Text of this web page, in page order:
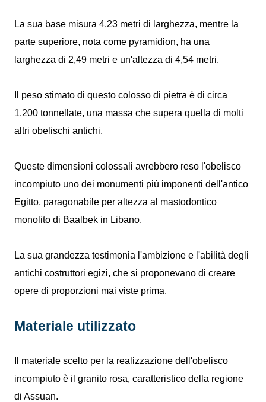
La sua base misura 4,23 metri di larghezza, mentre la
parte superiore, nota come pyramidion, ha una
larghezza di 2,49 metri e un'altezza di 4,54 metri.
Il peso stimato di questo colosso di pietra è di circa
1.200 tonnellate, una massa che supera quella di molti
altri obelischi antichi.
Queste dimensioni colossali avrebbero reso l'obelisco
incompiuto uno dei monumenti più imponenti dell'antico
Egitto, paragonabile per altezza al mastodontico
monolito di Baalbek in Libano.
La sua grandezza testimonia l'ambizione e l'abilità degli
antichi costruttori egizi, che si proponevano di creare
opere di proporzioni mai viste prima.
Materiale utilizzato
Il materiale scelto per la realizzazione dell'obelisco
incompiuto è il granito rosa, caratteristico della regione
di Assuan.